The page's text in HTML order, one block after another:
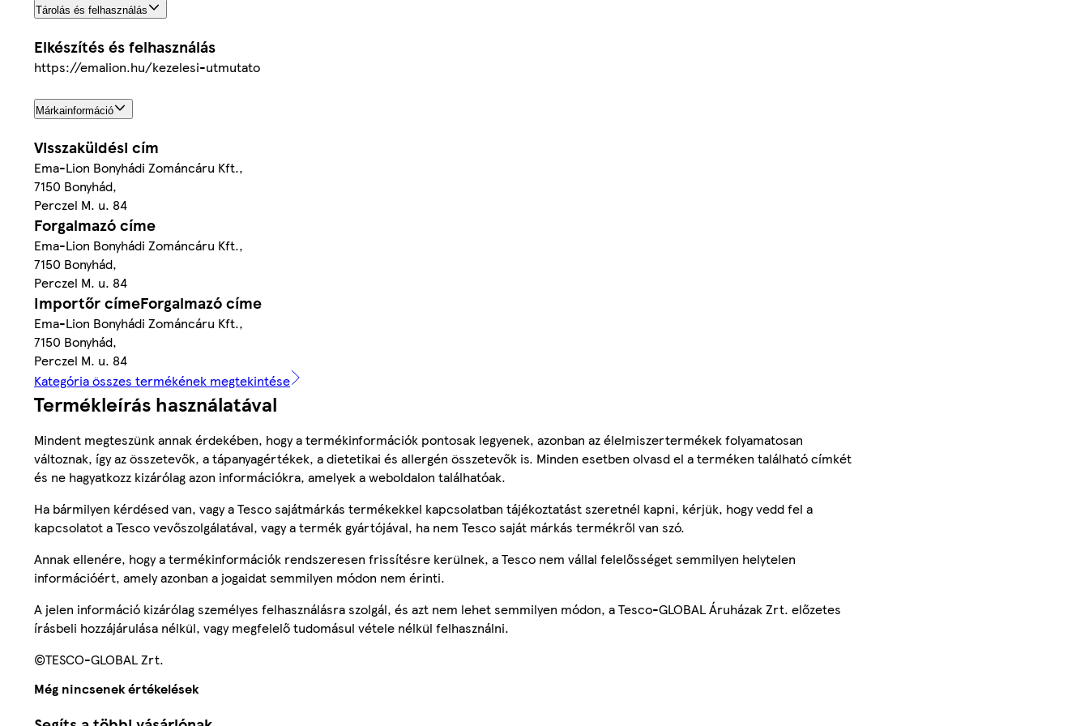
Tárolás és felhasználás
Elkészítés és felhasználás
https://emalion.hu/kezelesi-utmutato
Márkainformáció
Visszaküldési cím
Ema-Lion Bonyhádi Zománcáru Kft.,
7150 Bonyhád,
Perczel M. u. 84
Forgalmazó címe
Ema-Lion Bonyhádi Zománcáru Kft.,
7150 Bonyhád,
Perczel M. u. 84
Importőr címeForgalmazó címe
Ema-Lion Bonyhádi Zománcáru Kft.,
7150 Bonyhád,
Perczel M. u. 84
Kategória összes termékének megtekintése
Termékleírás használatával
Mindent megteszünk annak érdekében, hogy a termékinformációk pontosak legyenek, azonban az élelmiszertermékek folyamatosan
változnak, így az összetevők, a tápanyagértékek, a dietetikai és allergén összetevők is. Minden esetben olvasd el a terméken található címkét
és ne hagyatkozz kizárólag azon információkra, amelyek a weboldalon találhatóak.
Ha bármilyen kérdésed van, vagy a Tesco sajátmárkás termékekkel kapcsolatban tájékoztatást szeretnél kapni, kérjük, hogy vedd fel a
kapcsolatot a Tesco vevőszolgálatával, vagy a termék gyártójával, ha nem Tesco saját márkás termékről van szó.
Annak ellenére, hogy a termékinformációk rendszeresen frissítésre kerülnek, a Tesco nem vállal felelősséget semmilyen helytelen
információért, amely azonban a jogaidat semmilyen módon nem érinti.
A jelen információ kizárólag személyes felhasználásra szolgál, és azt nem lehet semmilyen módon, a Tesco-GLOBAL Áruházak Zrt. előzetes
írásbeli hozzájárulása nélkül, vagy megfelelő tudomásul vétele nélkül felhasználni.
©TESCO-GLOBAL Zrt.
Még nincsenek értékelések